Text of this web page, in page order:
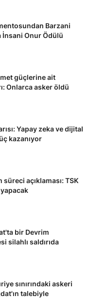
Barzani
İnsani Onur Ödülü
güçlerine ait
Onlarca asker öldü
Yapay zeka ve dijital
kazanıyor
süreci açıklaması: TSK
bir Devrim
silahlı saldırıda
sınırındaki askeri
talebiyle